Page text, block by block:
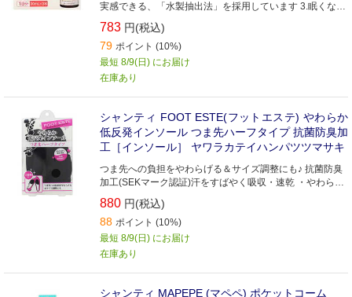
実感できる、「水製抽出法」を採用しています 3.眠くなる
成分は含まれていません 4.1本あたり約16kcalです
783 円(税込)
79 ポイント (10%)
最短 8/9(日) にお届け
在庫あり
シャンティ FOOT ESTE(フットエステ) やわらか
低反発インソール つま先ハーフタイプ 抗菌防臭加
工［インソール］ ヤワラカテイハンパツツマサキ
つま先への負担をやわらげる＆サイズ調整にも♪ 抗菌防臭
加工(SEKマーク認証)汗をすばやく吸収・速乾 ・やわらか
い低反発クッションが心地よく足にフィット。
880 円(税込)
88 ポイント (10%)
最短 8/9(日) にお届け
在庫あり
シャンティ MAPEPE (マペペ) ポケットコーム